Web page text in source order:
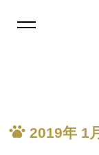
2019年 1月